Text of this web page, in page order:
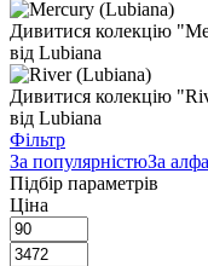
Дивитися колекцію
від Lubiana
Дивитися колекцію
від Lubiana
Фільтр
За популярністюЗа
Підбір параметрів
Ціна